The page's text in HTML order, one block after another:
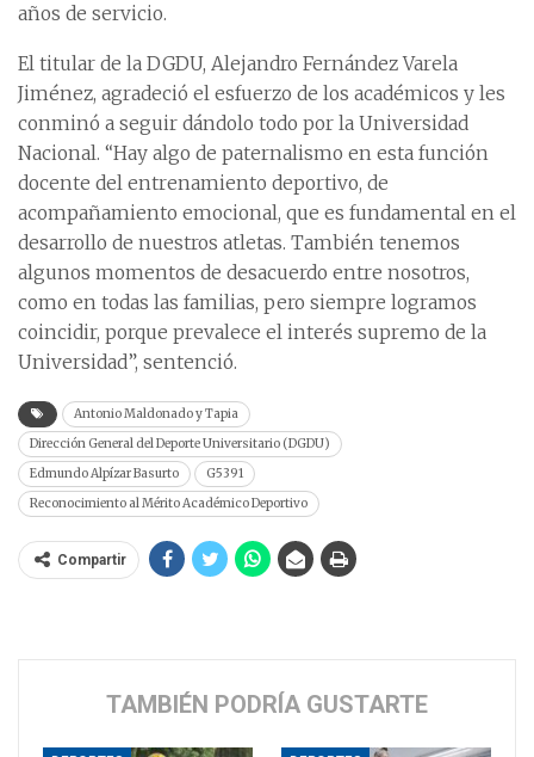
años de servicio.
El titular de la DGDU, Alejandro Fernández Varela
Jiménez, agradeció el esfuerzo de los académicos y les
conminó a seguir dándolo todo por la Universidad
Nacional. “Hay algo de paternalismo en esta función
docente del entrenamiento deportivo, de
acompañamiento emocional, que es fundamental en el
desarrollo de nuestros atletas. También tenemos
algunos momentos de desacuerdo entre nosotros,
como en todas las familias, pero siempre logramos
coincidir, porque prevalece el interés supremo de la
Universidad”, sentenció.
Antonio Maldonado y Tapia
Dirección General del Deporte Universitario (DGDU)
Edmundo Alpízar Basurto
G5391
Reconocimiento al Mérito Académico Deportivo
Compartir
TAMBIÉN PODRÍA GUSTARTE